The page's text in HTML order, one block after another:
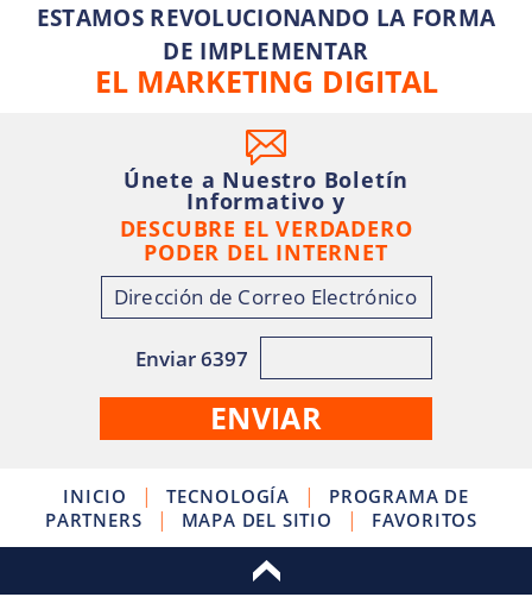
ESTAMOS REVOLUCIONANDO LA FORMA
DE IMPLEMENTAR
EL MARKETING DIGITAL
Únete a Nuestro Boletín
Informativo y
DESCUBRE EL VERDADERO
PODER DEL INTERNET
Enviar 6397
INICIO | TECNOLOGÍA |
PROGRAMA DE
PARTNERS
| MAPA DEL SITIO | FAVORITOS